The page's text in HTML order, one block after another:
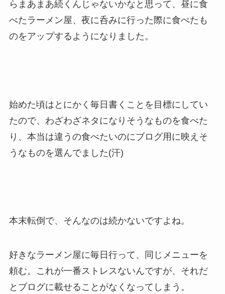
らまあまあ続くんじゃないかなと思って、昼に食
べたラーメン屋、夜に呑みに行った際に食べたも
のをアップするようになりました。
始めた頃はとにかく毎日書くことを目標にしてい
たので、わざわざネタになりそうなものを食べた
り、本当は違うの食べたいのにブログ用に映えそ
うなものを選んでました(汗)
本末転倒で、そんなのは続かないですよね。
好きなラーメン屋に毎日行って、同じメニューを
頼む。これが一番ストレスないんですが、それだ
とブログに載せることがなくなってしまう。